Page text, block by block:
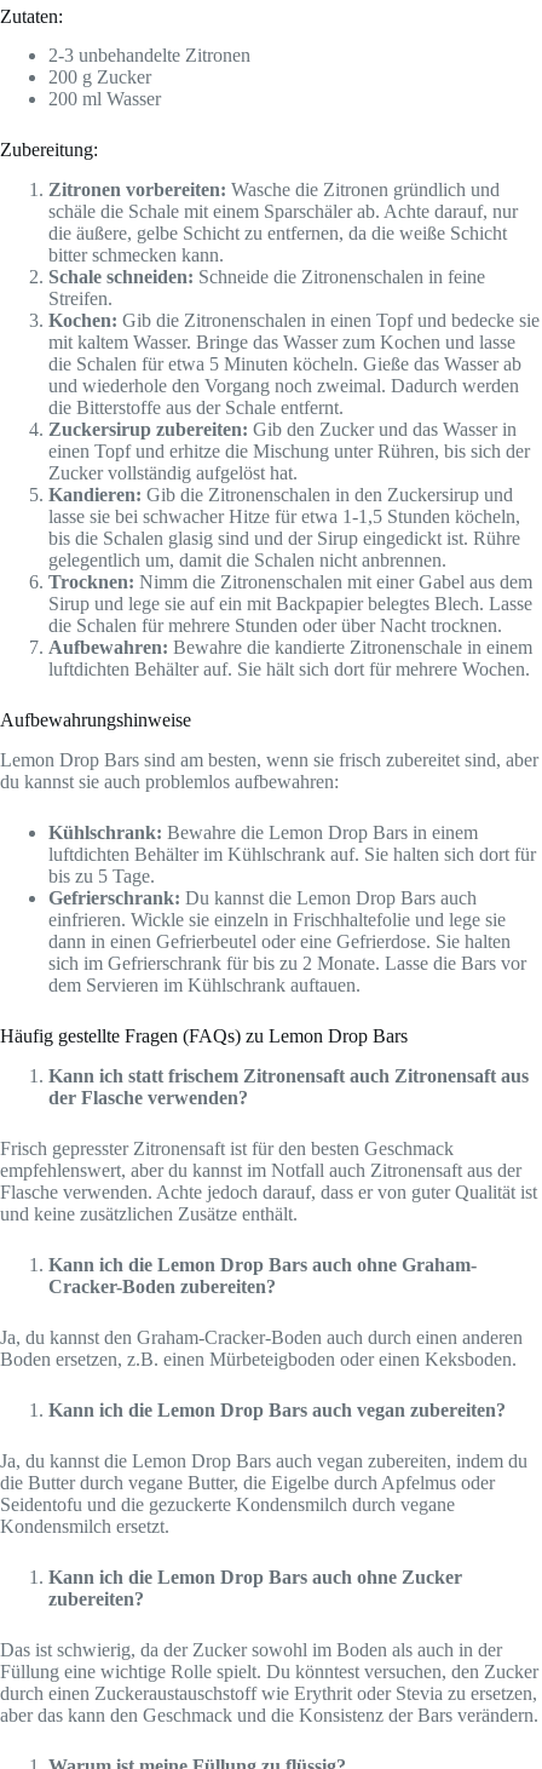
Zutaten:
2-3 unbehandelte Zitronen
200 g Zucker
200 ml Wasser
Zubereitung:
Zitronen vorbereiten: Wasche die Zitronen gründlich und
schäle die Schale mit einem Sparschäler ab. Achte darauf, nur
die äußere, gelbe Schicht zu entfernen, da die weiße Schicht
bitter schmecken kann.
Schale schneiden: Schneide die Zitronenschalen in feine
Streifen.
Kochen: Gib die Zitronenschalen in einen Topf und bedecke sie
mit kaltem Wasser. Bringe das Wasser zum Kochen und lasse
die Schalen für etwa 5 Minuten köcheln. Gieße das Wasser ab
und wiederhole den Vorgang noch zweimal. Dadurch werden
die Bitterstoffe aus der Schale entfernt.
Zuckersirup zubereiten: Gib den Zucker und das Wasser in
einen Topf und erhitze die Mischung unter Rühren, bis sich der
Zucker vollständig aufgelöst hat.
Kandieren: Gib die Zitronenschalen in den Zuckersirup und
lasse sie bei schwacher Hitze für etwa 1-1,5 Stunden köcheln,
bis die Schalen glasig sind und der Sirup eingedickt ist. Rühre
gelegentlich um, damit die Schalen nicht anbrennen.
Trocknen: Nimm die Zitronenschalen mit einer Gabel aus dem
Sirup und lege sie auf ein mit Backpapier belegtes Blech. Lasse
die Schalen für mehrere Stunden oder über Nacht trocknen.
Aufbewahren: Bewahre die kandierte Zitronenschale in einem
luftdichten Behälter auf. Sie hält sich dort für mehrere Wochen.
Aufbewahrungshinweise
Lemon Drop Bars sind am besten, wenn sie frisch zubereitet sind, aber
du kannst sie auch problemlos aufbewahren:
Kühlschrank: Bewahre die Lemon Drop Bars in einem
luftdichten Behälter im Kühlschrank auf. Sie halten sich dort für
bis zu 5 Tage.
Gefrierschrank: Du kannst die Lemon Drop Bars auch
einfrieren. Wickle sie einzeln in Frischhaltefolie und lege sie
dann in einen Gefrierbeutel oder eine Gefrierdose. Sie halten
sich im Gefrierschrank für bis zu 2 Monate. Lasse die Bars vor
dem Servieren im Kühlschrank auftauen.
Häufig gestellte Fragen (FAQs) zu Lemon Drop Bars
Kann ich statt frischem Zitronensaft auch Zitronensaft aus
der Flasche verwenden?
Frisch gepresster Zitronensaft ist für den besten Geschmack
empfehlenswert, aber du kannst im Notfall auch Zitronensaft aus der
Flasche verwenden. Achte jedoch darauf, dass er von guter Qualität ist
und keine zusätzlichen Zusätze enthält.
Kann ich die Lemon Drop Bars auch ohne Graham-
Cracker-Boden zubereiten?
Ja, du kannst den Graham-Cracker-Boden auch durch einen anderen
Boden ersetzen, z.B. einen Mürbeteigboden oder einen Keksboden.
Kann ich die Lemon Drop Bars auch vegan zubereiten?
Ja, du kannst die Lemon Drop Bars auch vegan zubereiten, indem du
die Butter durch vegane Butter, die Eigelbe durch Apfelmus oder
Seidentofu und die gezuckerte Kondensmilch durch vegane
Kondensmilch ersetzt.
Kann ich die Lemon Drop Bars auch ohne Zucker
zubereiten?
Das ist schwierig, da der Zucker sowohl im Boden als auch in der
Füllung eine wichtige Rolle spielt. Du könntest versuchen, den Zucker
durch einen Zuckeraustauschstoff wie Erythrit oder Stevia zu ersetzen,
aber das kann den Geschmack und die Konsistenz der Bars verändern.